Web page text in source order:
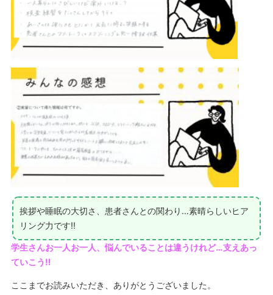
挨拶や睡眠の大切さ、患者さんとの関わり…素晴らしいヒア
リング力です‼
学生さんお一人お一人、悩んでいることは違うけれど…支えあっ
ていこう‼
ここまでお読みいただき、ありがとうございました。